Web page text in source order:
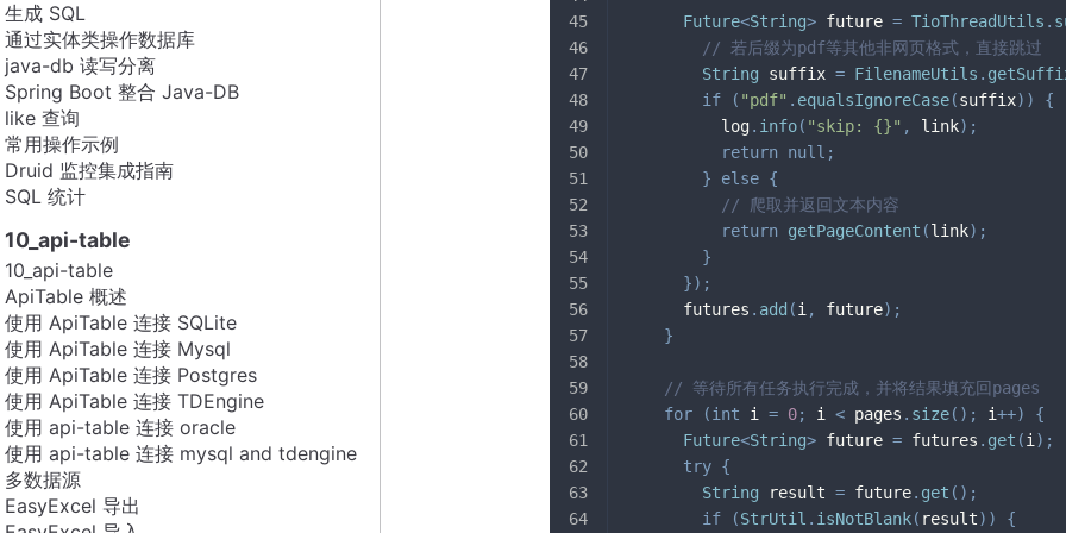
生成 SQL
通过实体类操作数据库
java-db 读写分离
Spring Boot 整合 Java-DB
like 查询
常用操作示例
Druid 监控集成指南
SQL 统计
10_api-table
10_api-table
ApiTable 概述
使用 ApiTable 连接 SQLite
使用 ApiTable 连接 Mysql
使用 ApiTable 连接 Postgres
使用 ApiTable 连接 TDEngine
使用 api-table 连接 oracle
使用 api-table 连接 mysql and tdengine
多数据源
EasyExcel 导出
Future<String> future = TioThreadUtils .
// 若后缀为pdf等其他非网页格式，直接跳过
String suffix = FilenameUtils .
if
( "pdf" . equalsIgnoreCase(suffix) )
{
          log
. info( "skip: {}" , link) ;
return null ;
}
else {
// 爬取并返回文本内容
return getPageContent (link) ;
}
}) ;
      futures
. add (i , future) ;
}
// 等待所有任务执行完成，并将结果填充回pages
for
(int i = 0; i < pages . size( ) ; i++)
{
Future<String> future = futures . get (i ) ;
try {
String result = future. get ( ) ;
if
(StrUtil . isNotBlank( result) ) {